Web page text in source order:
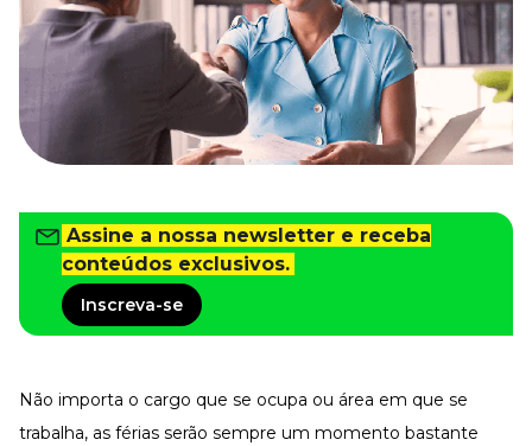
VR na Imprensa
Cursos
Cursos
Departamento Pessoal
Para simplificar os processos
Gestão de Empresas e Negócios
Eleve os resultados da organização
Recursos Humanos
Fortaleça a cultura organizacional
Assine a nossa newsletter e receba
conteúdos exclusivos.
Inscreva-se
Não importa o cargo que se ocupa ou área em que se
trabalha, as férias serão sempre um momento bastante